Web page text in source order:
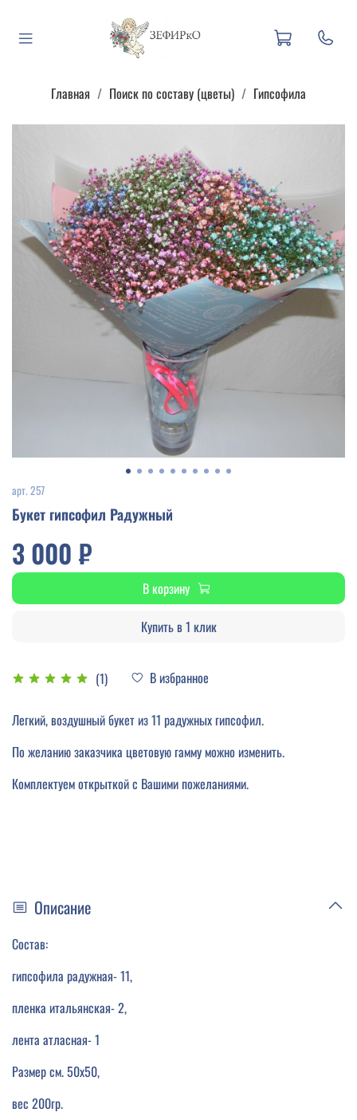
Главная Поиск по составу (цветы) Гипсофила
арт. 257
Букет гипсофил Радужный
(1) В избранное
3 000 ₽
В корзину
Купить в 1 клик
Легкий, воздушный букет из 11 радужных гипсофил.
По желанию заказчика цветовую гамму можно изменить.
Комплектуем открыткой с Вашими пожеланиями.
Описание
Состав:
гипсофила радужная- 11,
пленка итальянская- 2,
лента атласная- 1
Размер см. 50х50,
вес 200гр.